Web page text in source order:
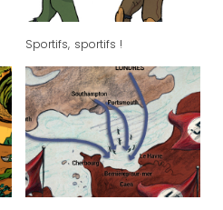
Sportifs, sportifs !